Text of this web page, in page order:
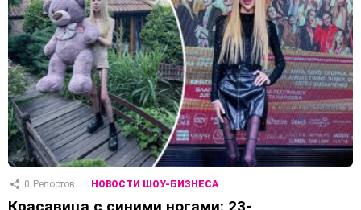
0 Репостов НОВОСТИ ШОУ-БИЗНЕСА